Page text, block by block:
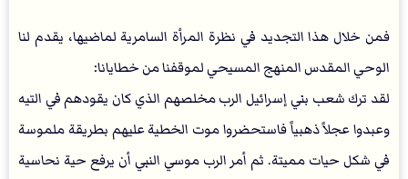
فمن خلال هذا التجديد في نظرة المرأة السامرية لماضيها، يقدم لنا
الوحي المقدس المنهج المسيحي لموقفنا من خطايانا:
لقد ترك شعب بني إسرائيل الرب مخلصهم الذي كان يقودهم في التيه
وعبدوا عجلاً ذهبياً فاستحضروا موت الخطية عليهم بطريقة ملموسة
في شكل حيات مميتة. ثم أمر الرب موسي النبي أن يرفع حية نحاسية